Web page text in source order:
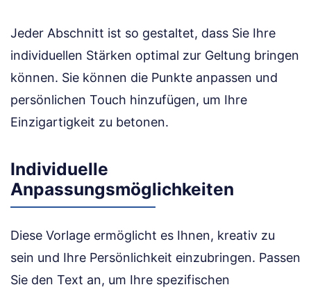
Jeder Abschnitt ist so gestaltet, dass Sie Ihre
individuellen Stärken optimal zur Geltung bringen
können. Sie können die Punkte anpassen und
persönlichen Touch hinzufügen, um Ihre
Einzigartigkeit zu betonen.
Individuelle
Anpassungsmöglichkeiten
Diese Vorlage ermöglicht es Ihnen, kreativ zu
sein und Ihre Persönlichkeit einzubringen. Passen
Sie den Text an, um Ihre spezifischen